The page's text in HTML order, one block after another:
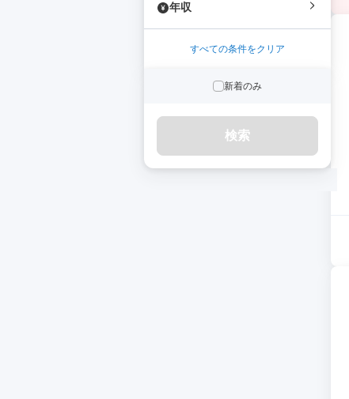
年収
すべての条件をクリア
新着のみ
検索